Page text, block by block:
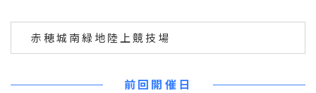
赤穂城南緑地陸上競技場
前回開催日